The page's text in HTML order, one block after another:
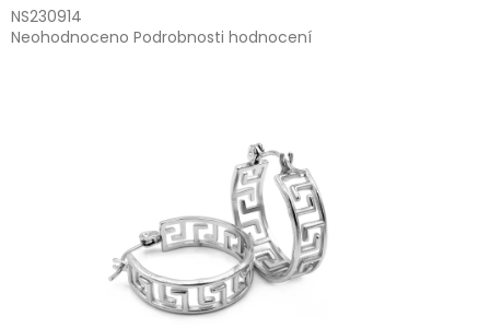
NS230914
Průměrné
Neohodnoceno Podrobnosti hodnocení